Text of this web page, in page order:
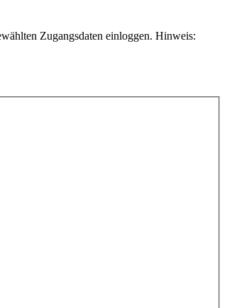
Zugangsdaten einloggen. Hinweis: